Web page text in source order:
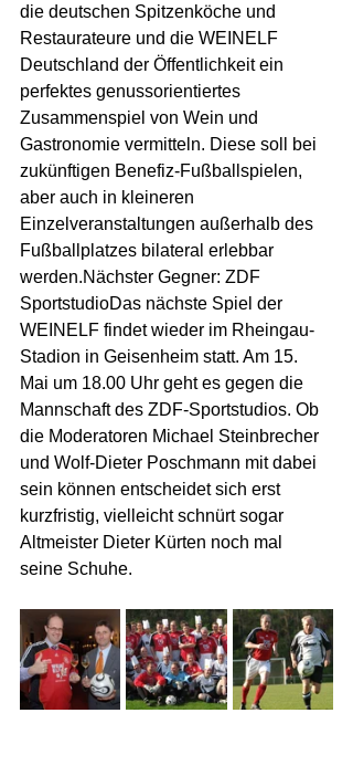
die deutschen Spitzenköche und
Restaurateure und die WEINELF
Deutschland der Öffentlichkeit ein
perfektes genussorientiertes
Zusammenspiel von Wein und
Gastronomie vermitteln. Diese soll bei
zukünftigen Benefiz-Fußballspielen,
aber auch in kleineren
Einzelveranstaltungen außerhalb des
Fußballplatzes bilateral erlebbar
werden.Nächster Gegner: ZDF
SportstudioDas nächste Spiel der
WEINELF findet wieder im Rheingau-
Stadion in Geisenheim statt. Am 15.
Mai um 18.00 Uhr geht es gegen die
Mannschaft des ZDF-Sportstudios. Ob
die Moderatoren Michael Steinbrecher
und Wolf-Dieter Poschmann mit dabei
sein können entscheidet sich erst
kurzfristig, vielleicht schnürt sogar
Altmeister Dieter Kürten noch mal
seine Schuhe.